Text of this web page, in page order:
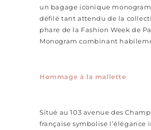
un bagage iconique
défilé tant attendu de la
phare de la Fashion Week de
Monogram combinant
Hommage à la mallette
Situé au 103 avenue des
française symbolise